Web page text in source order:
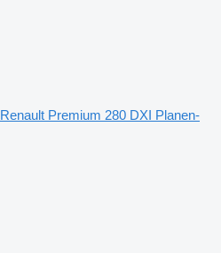
Renault Premium 280 DXI Planen-